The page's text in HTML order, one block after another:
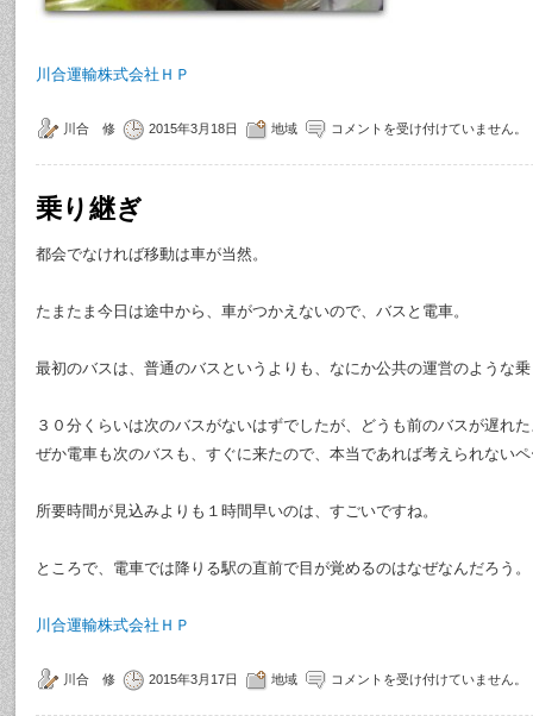
川合運輸株式会社ＨＰ
川合 修 2015年3月18日 地域 コメントを受け付けていません。
乗り継ぎ
都会でなければ移動は車が当然。
たまたま今日は途中から、車がつかえないので、バスと電車。
最初のバスは、普通のバスというよりも、なにか公共の運営のような
３０分くらいは次のバスがないはずでしたが、どうも前のバスが遅れ
ぜか電車も次のバスも、すぐに来たので、本当であれば考えられない
所要時間が見込みよりも１時間早いのは、すごいですね。
ところで、電車では降りる駅の直前で目が覚めるのはなぜなんだろう。
川合運輸株式会社ＨＰ
川合 修 2015年3月17日 地域 コメントを受け付けていません。